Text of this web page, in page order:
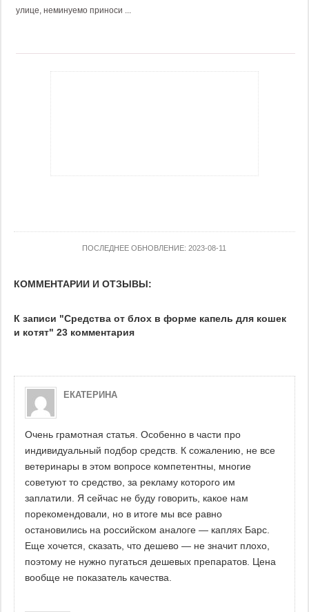
улице, неминуемо приноси ...
ПОСЛЕДНЕЕ ОБНОВЛЕНИЕ: 2023-08-11
КОММЕНТАРИИ И ОТЗЫВЫ:
К записи "Средства от блох в форме капель для кошек
и котят" 23 комментария
ЕКАТЕРИНА
Очень грамотная статья. Особенно в части про
индивидуальный подбор средств. К сожалению, не все
ветеринары в этом вопросе компетентны, многие
советуют то средство, за рекламу которого им
заплатили. Я сейчас не буду говорить, какое нам
порекомендовали, но в итоге мы все равно
остановились на российском аналоге — каплях Барс.
Еще хочется, сказать, что дешево — не значит плохо,
поэтому не нужно пугаться дешевых препаратов. Цена
вообще не показатель качества.